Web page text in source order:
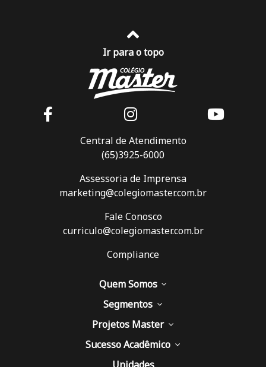
Ir para o topo
Central de Atendimento
(65)3925-6000
Assessoria de Imprensa
marketing@colegiomaster.com.br
Fale Conosco
curriculo@colegiomaster.com.br
Compliance
Quem Somos
Segmentos
Projetos Master
Sucesso Acadêmico